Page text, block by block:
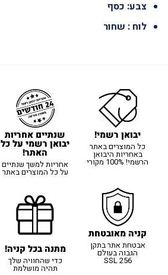
צבע: כסף
לוח : שחור
יבואן רשמי!
כל המוצרים באתר
באחריות היבואן
הרשמי! 100% מקורי
שנתיים אחריות
יבואן רשמי על כל
האתר!
אחריות למשך שנתיים
על כל המוצרים באתר
קניה מאובטחת
אבטחת אתר בתקן
הגבוה בעולם
SSL 256
מתנה בכל קניה!
כדי שהחוויה שלך
תהיה מושלמת